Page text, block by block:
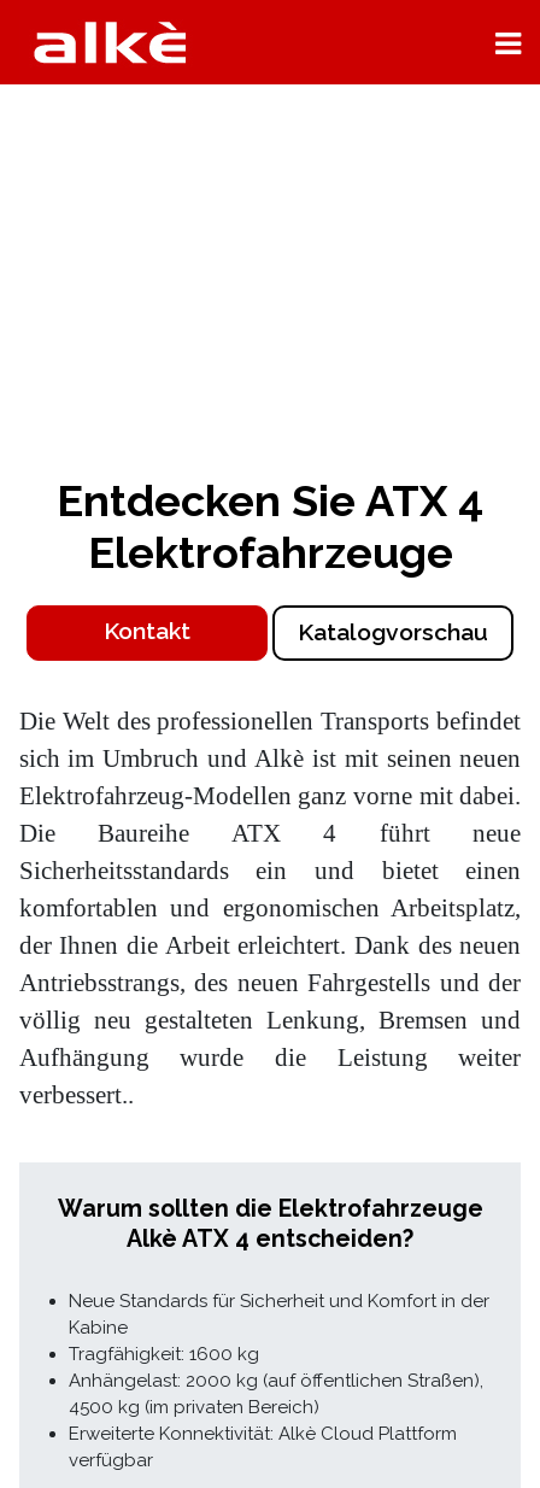
Entdecken Sie ATX 4
Elektrofahrzeuge
Kontakt Katalogvorschau
Die Welt des professionellen Transports befindet
sich im Umbruch und Alkè ist mit seinen neuen
Elektrofahrzeug-Modellen ganz vorne mit dabei.
Die Baureihe ATX 4 führt neue
Sicherheitsstandards ein und bietet einen
komfortablen und ergonomischen Arbeitsplatz,
der Ihnen die Arbeit erleichtert. Dank des neuen
Antriebsstrangs, des neuen Fahrgestells und der
völlig neu gestalteten Lenkung, Bremsen und
Aufhängung wurde die Leistung weiter
verbessert..
Warum sollten die Elektrofahrzeuge
Alkè ATX 4 entscheiden?
Neue Standards für Sicherheit und Komfort in der
Kabine
Tragfähigkeit: 1600 kg
Anhängelast: 2000 kg (auf öffentlichen Straßen),
4500 kg (im privaten Bereich)
Erweiterte Konnektivität: Alkè Cloud Plattform
verfügbar